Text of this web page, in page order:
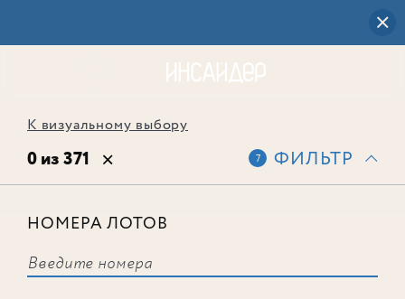
К визуальному выбору
0 из 371 7 ФИЛЬТР
НОМЕРА ЛОТОВ
соответствует ни одного лота